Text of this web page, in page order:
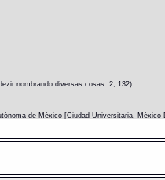
nombrando diversas cosas: 2, 132)
de México [Ciudad Universitaria,